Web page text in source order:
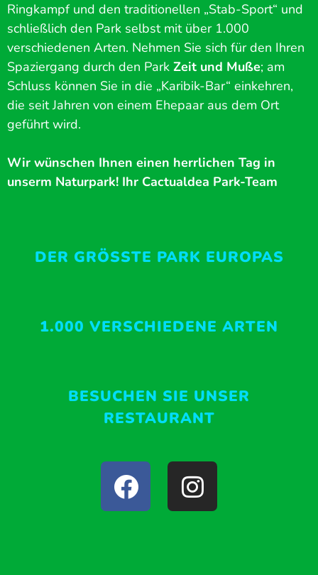
Ringkampf und den traditionellen „Stab-Sport“ und
schließlich den Park selbst mit über 1.000
verschiedenen Arten. Nehmen Sie sich für den Ihren
Spaziergang durch den Park Zeit und Muße; am
Schluss können Sie in die „Karibik-Bar“ einkehren,
die seit Jahren von einem Ehepaar aus dem Ort
geführt wird.
Wir wünschen Ihnen einen herrlichen Tag in
unserm Naturpark! Ihr Cactualdea Park-Team
DER GRÖSSTE PARK EUROPAS
1.000 VERSCHIEDENE ARTEN
BESUCHEN SIE UNSER
RESTAURANT